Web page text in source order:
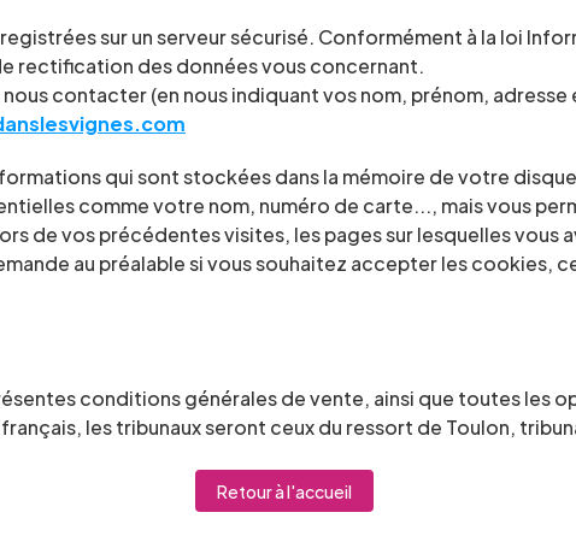
sur un serveur sécurisé. Conformément à la loi
rectification des données vous concernant.
contacter (en nous indiquant vos nom, prénom, adresse
qui sont stockées dans la mémoire de votre disque
comme votre nom, numéro de carte..., mais vous
de vos précédentes visites, les pages sur lesquelles vous
au préalable si vous souhaitez accepter les cookies,
conditions générales de vente, ainsi que toutes les
les tribunaux seront ceux du ressort de Toulon,
Retour à l'accueil